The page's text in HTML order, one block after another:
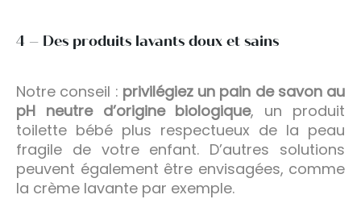
4 – Des produits lavants doux et sains
Notre conseil : privilégiez un pain de savon au
pH neutre d’origine biologique, un produit
toilette bébé plus respectueux de la peau
fragile de votre enfant. D’autres solutions
peuvent également être envisagées, comme
la crème lavante par exemple.